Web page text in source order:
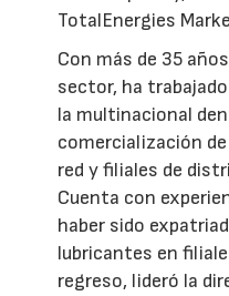
TotalEnergies
Con más de 35
sector, ha
la multinacional
comercialización
red y filiales de
Cuenta con
haber sido
lubricantes en
regreso, lideró la